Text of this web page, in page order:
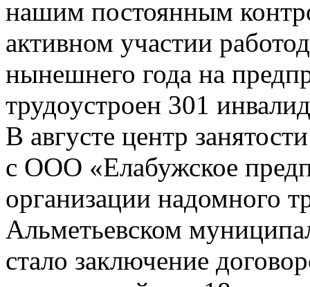
нашим постоянным
активном участии
нынешнего года на
трудоустроен 301
В августе центр
с ООО «Елабужское
организации надомного
Альметьевском
стало заключение